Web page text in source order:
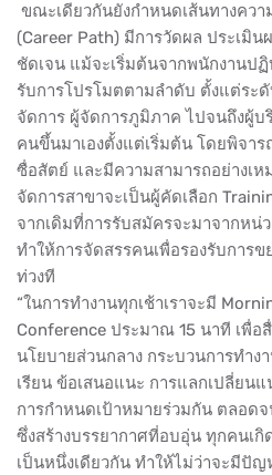
ขณะเดียวกันยังกำหนดเส้นทางคว
(Career Path) มีการวัดผล ประเมิ
ชัดเจน แม้จะเริ่มต้นจากพนักงานป
รับการโปรโมตตามลำดับ ตั้งแต่ระ
จัดการ ผู้จัดการภูมิภาค ไปจนถึงผู้
คนขึ้นมาเองตั้งแต่เริ่มต้น โดยพิจ
ซื่อสัตย์ และมีความสามารถอย่างเ
จัดการสาขาจะเป็นผู้คัดเลือก
จากเดิมที่การรับสมัครจะมาจากหน่
ทำให้การจัดสรรคนเพื่อรองรับการ
ท่วงที
“ในการทำงานทุกเช้าเราจะมี
Conference ประมาณ 15 นาที เพื่อ
นโยบายส่วนกลาง กระบวนการทำ
เรียน ข้อเสนอแนะ การแลกเปลี่ยน
การกำหนดเป้าหมายร่วมกัน ตลอด
ซึ่งสร้างบรรยากาศที่อบอุ่น ทุกคนเกิ
เป็นหนึ่งเดียวกัน ทำให้ไม่ว่าจะมีปั